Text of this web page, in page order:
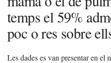
temps el 59%
poc o res sobre
Les dades es van presentar en el